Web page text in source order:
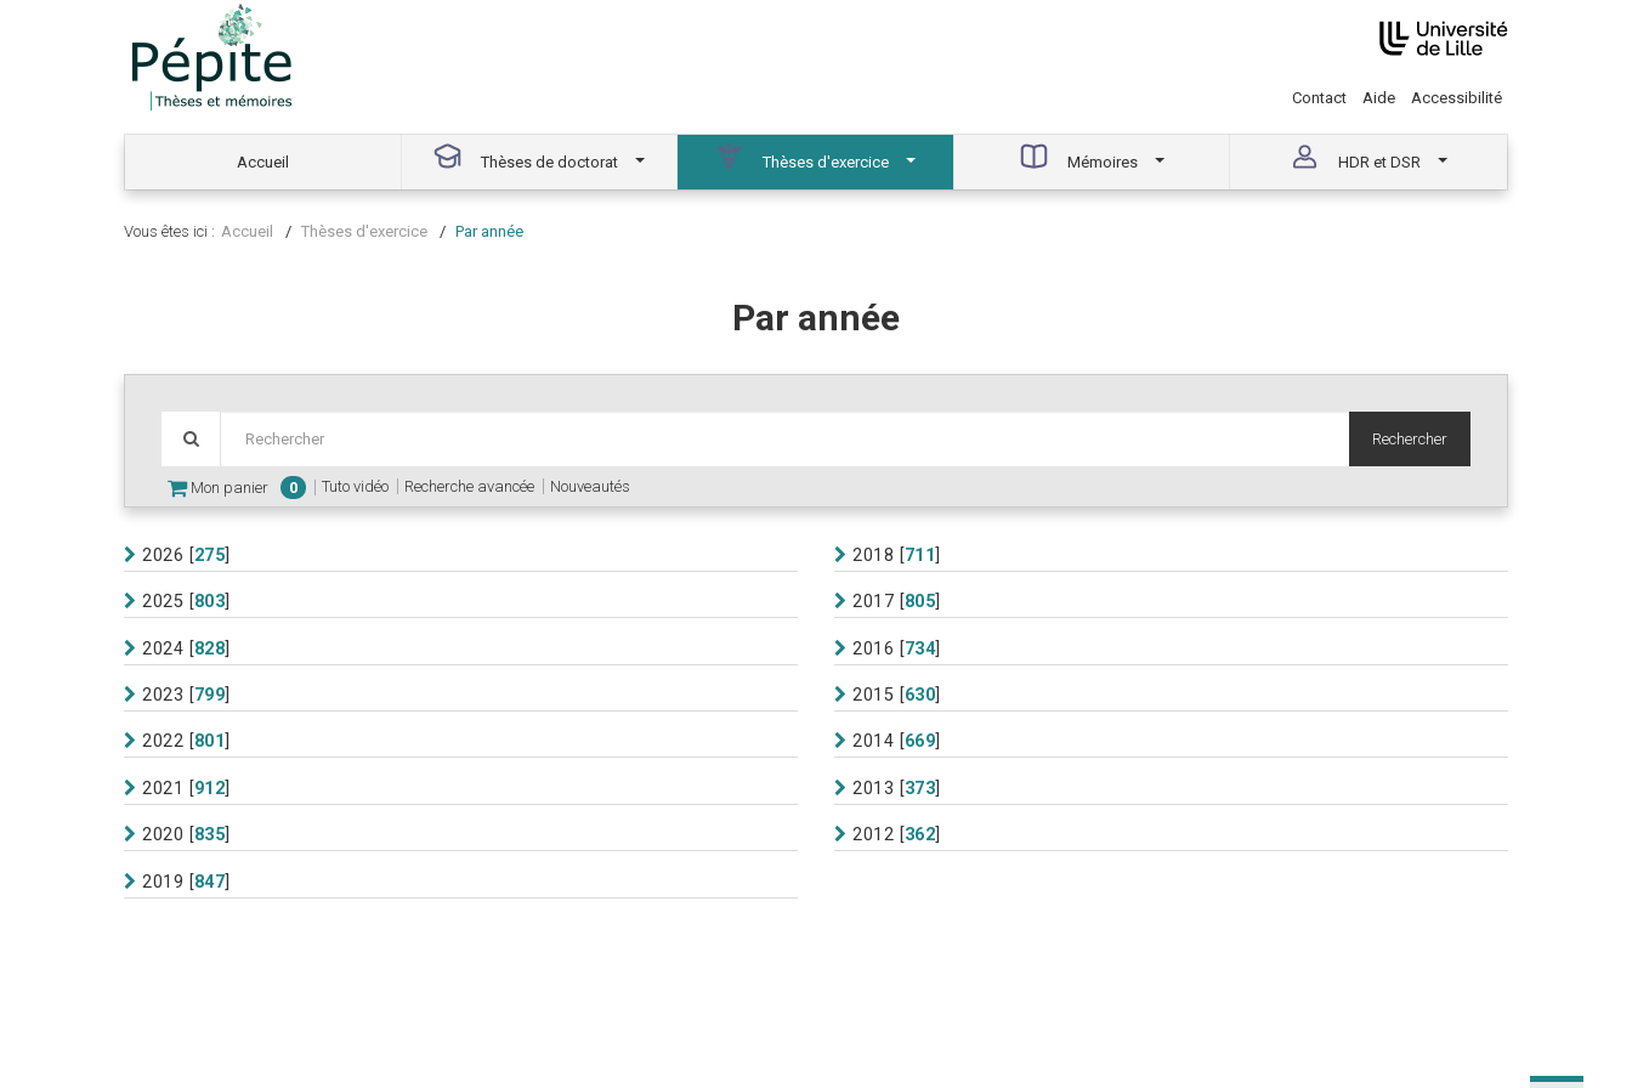
Contact Aide Accessibilité
Accueil Thèses de doctorat Thèses d'exercice Mémoires HDR et DSR
Vous êtes ici : Accueil Thèses d'exercice Par année
Par année
Rechercher
Mon panier 0 Tuto vidéo Recherche avancée Nouveautés
2026 [275
2025 803
2024 [828
2023 799
2022 801
2021 [912
2020 835
2019 [847
2018 [711
2017 805
2016 [734]
2015 630
2014 669
2013 [373
2012 362